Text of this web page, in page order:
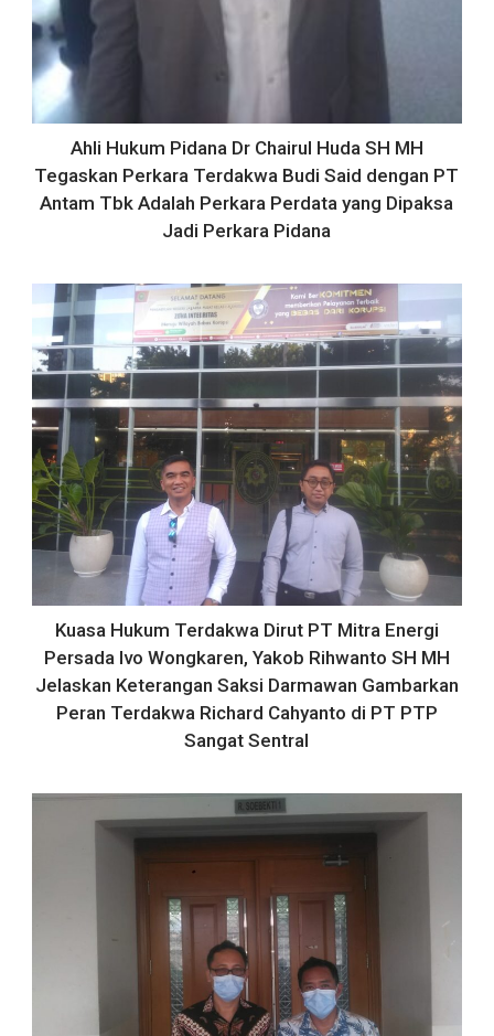
Ahli Hukum Pidana Dr Chairul Huda SH MH
Tegaskan Perkara Terdakwa Budi Said dengan PT
Antam Tbk Adalah Perkara Perdata yang Dipaksa
Jadi Perkara Pidana
Kuasa Hukum Terdakwa Dirut PT Mitra Energi
Persada Ivo Wongkaren, Yakob Rihwanto SH MH
Jelaskan Keterangan Saksi Darmawan Gambarkan
Peran Terdakwa Richard Cahyanto di PT PTP
Sangat Sentral